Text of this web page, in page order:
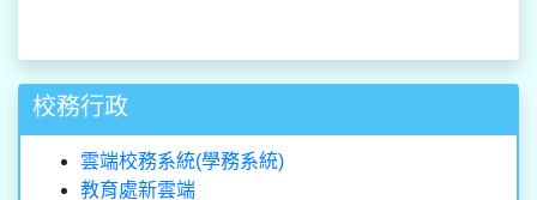
校務行政
雲端校務系統(學務系統)
教育處新雲端